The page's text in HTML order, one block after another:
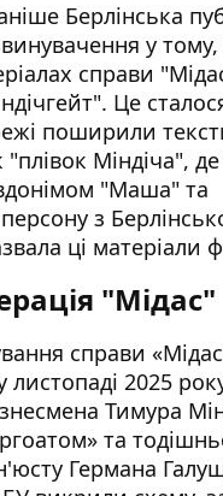
Берлінська
у
справи
. Це
поширили
Міндіча", де
"Маша" та
з
ці матеріали
"Мідас"
справи
листопаді 2025
Тимура
та
Германа